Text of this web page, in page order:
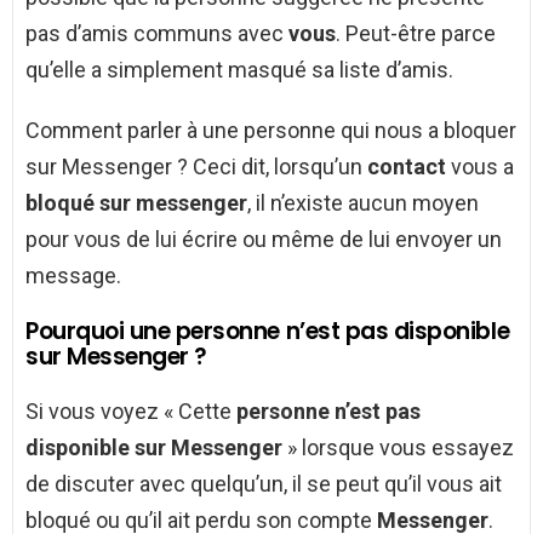
pas d’amis communs avec vous. Peut-être parce
qu’elle a simplement masqué sa liste d’amis.
Comment parler à une personne qui nous a bloquer
sur Messenger ? Ceci dit, lorsqu’un contact vous a
bloqué sur messenger, il n’existe aucun moyen
pour vous de lui écrire ou même de lui envoyer un
message.
Pourquoi une personne n’est pas disponible
sur Messenger ?
Si vous voyez « Cette personne n’est pas
disponible sur Messenger » lorsque vous essayez
de discuter avec quelqu’un, il se peut qu’il vous ait
bloqué ou qu’il ait perdu son compte Messenger.